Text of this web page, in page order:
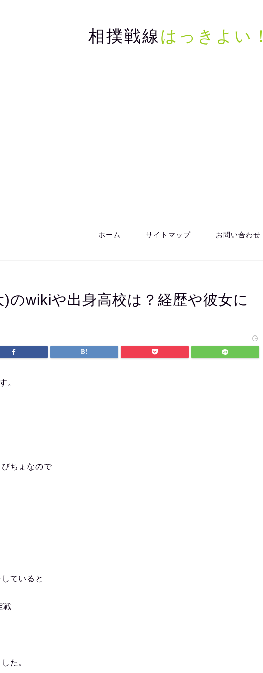
相撲戦線はっきよい！
ホーム サイトマップ お問い合わせ
のwikiや出身高校は？経歴や彼女に
。
ちょなので
ていると
戦
た。